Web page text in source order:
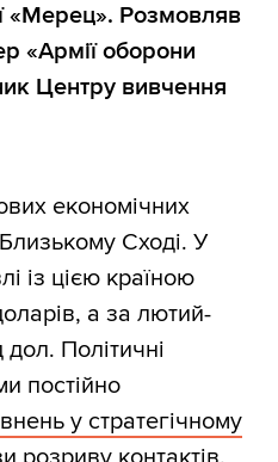
«Мерец». Розмовляв
«Армії оборони
Центру вивчення
економічних
Сході. У
із цією країною
а за лютий-
дол. Політичні
постійно
у стратегічному